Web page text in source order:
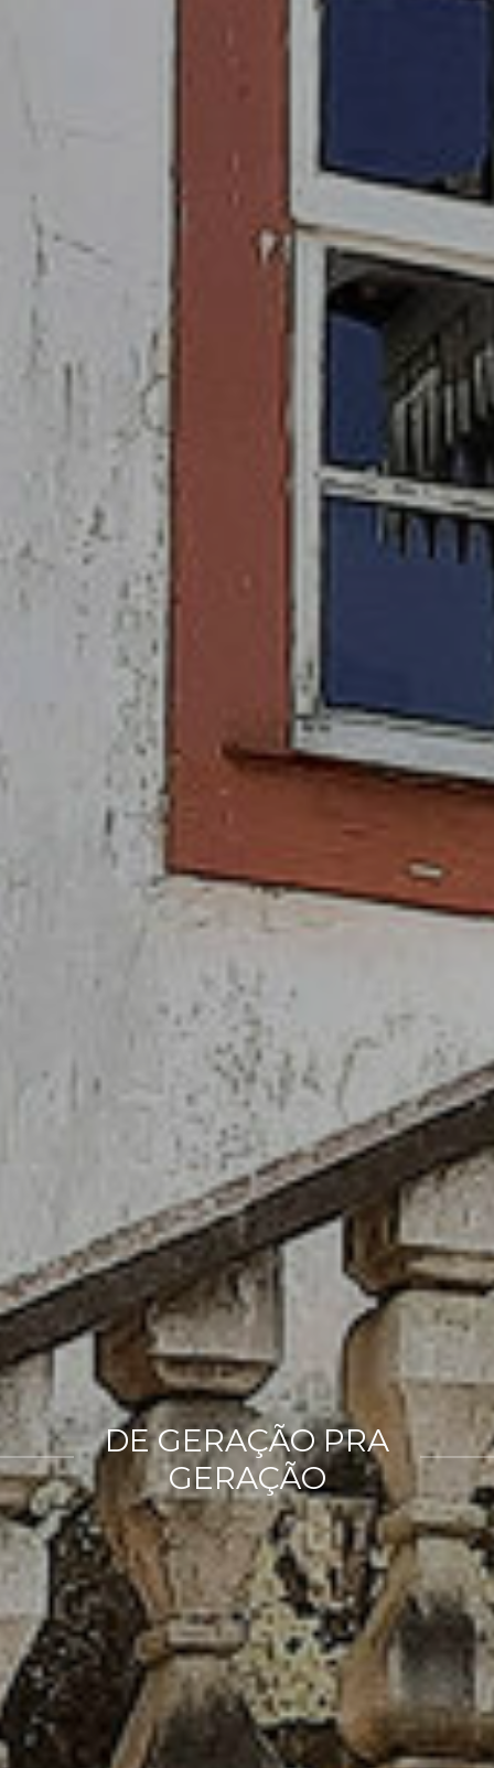
DE GERAÇÃO PRA
GERAÇÃO